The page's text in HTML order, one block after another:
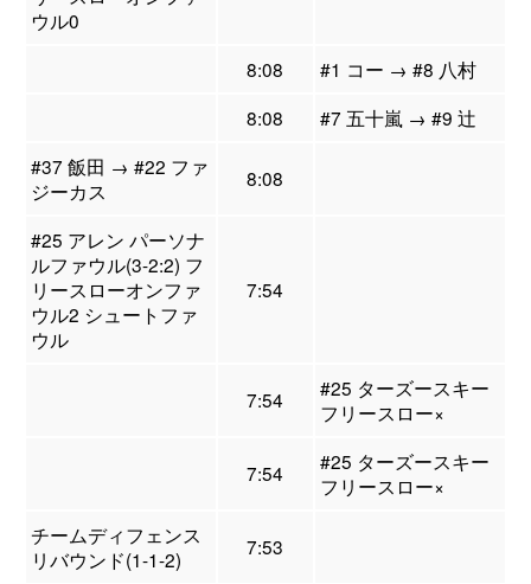
ウル0
8:08
#1 コー → #8 八村
8:08
#7 五十嵐 → #9 辻
#37 飯田 → #22 ファ
ジーカス
8:08
#25 アレン パーソナ
ルファウル(3-2:2) フ
リースローオンファ
ウル2 シュートファ
ウル
7:54
7:54
#25 ターズースキー
フリースロー×
7:54
#25 ターズースキー
フリースロー×
チームディフェンス
リバウンド(1-1-2)
7:53